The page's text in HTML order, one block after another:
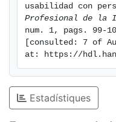
usabilidad con
Profesional de la
num. 1, pags. 99-
[consulted: 7 of
at: https://
Estadístiques